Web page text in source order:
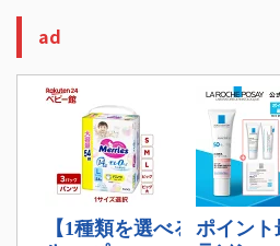
ad